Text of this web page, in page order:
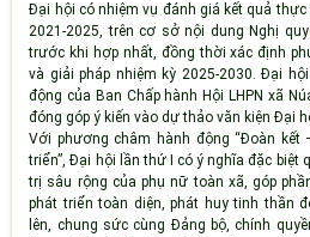
Đại hội có nhiệm vụ đánh giá kết quả
2021-2025, trên cơ sở nội dung Nghị
trước khi hợp nhất, đồng thờixác định
và giải pháp nhiệm kỳ 2025-2030. Đại
động của Ban Chấp hành Hội LHPN xã
đóng góp ý kiến vào dự thảo văn kiện Đại
Với phương châm hành động“Đoàn kết
triển”, Đại hội lần thứ I có ý nghĩa đặc biệt
trị sâu rộng của phụ nữ toàn xã, góp
phát triển toàn diện, phát huy tinh thần
lên, chung sức cùng Đảng bộ, chính